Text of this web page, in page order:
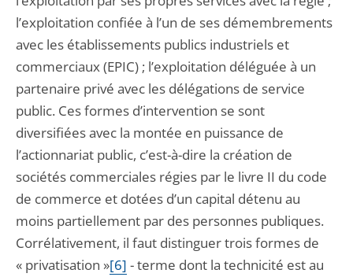
l’exploitation confiée à l’un de ses démembrements
avec les établissements publics industriels et
commerciaux (EPIC) ; l’exploitation déléguée à un
partenaire privé avec les délégations de service
public. Ces formes d’intervention se sont
diversifiées avec la montée en puissance de
l’actionnariat public, c’est-à-dire la création de
sociétés commerciales régies par le livre II du code
de commerce et dotées d’un capital détenu au
moins partiellement par des personnes publiques.
Corrélativement, il faut distinguer trois formes de
« privatisation »[6] - terme dont la technicité est au